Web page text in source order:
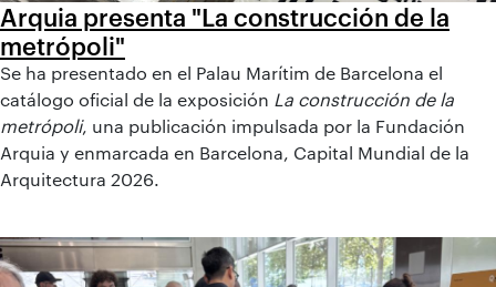
Arquia presenta "La construcción de la
metrópoli"
Se ha presentado en el Palau Marítim de Barcelona el
catálogo oficial de la exposición La construcción de la
metrópoli, una publicación impulsada por la Fundación
Arquia y enmarcada en Barcelona, Capital Mundial de la
Arquitectura 2026.